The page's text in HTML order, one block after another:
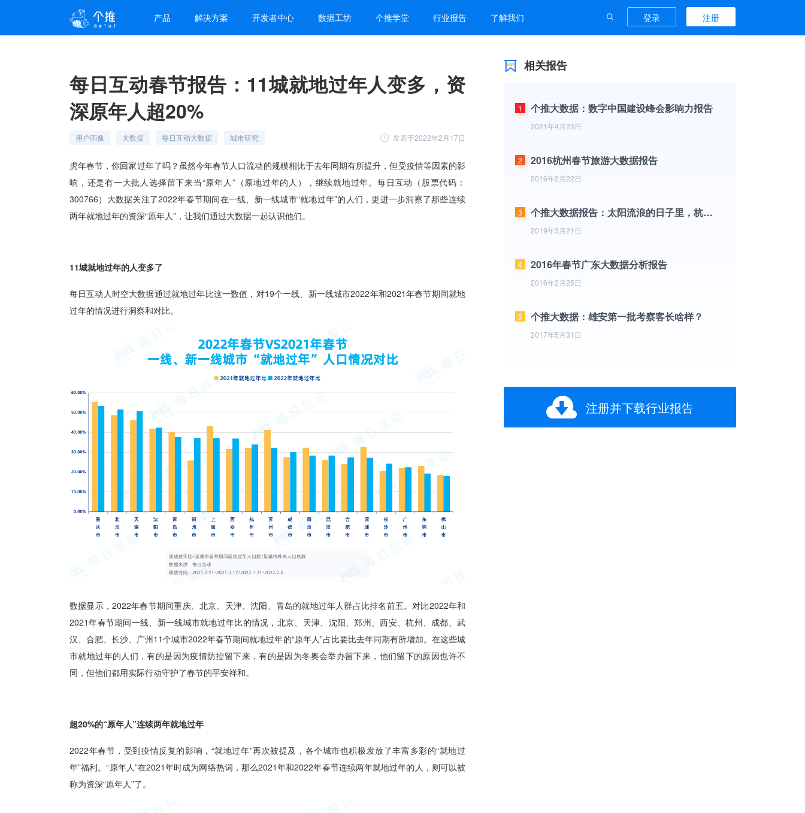
产品 解决方案 开发者中心 数据工坊 个推学堂 行业报告 了解我们 登录 注册
每日互动春节报告：11城就地过年人变多，资
深原年人超20%
用户画像 大数据 每日互动大数据 城市研究 发表于2022年2月17日
相关报告
1 个推大数据：数字中国建设峰会影响力报告
2021年4月23日
2 2016杭州春节旅游大数据报告
2016年2月22日
3 个推大数据报告：太阳流浪的日子里，杭州人更爱宅了吗？
2019年3月21日
4 2016年春节广东大数据分析报告
2016年2月25日
5 个推大数据：雄安第一批考察客长啥样？
2017年5月31日
注册并下载行业报告